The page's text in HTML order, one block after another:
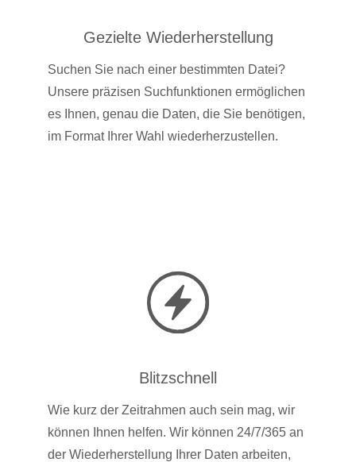
Gezielte Wiederherstellung
Suchen Sie nach einer bestimmten Datei?
Unsere präzisen Suchfunktionen ermöglichen
es Ihnen, genau die Daten, die Sie benötigen,
im Format Ihrer Wahl wiederherzustellen.
Blitzschnell
Wie kurz der Zeitrahmen auch sein mag, wir
können Ihnen helfen. Wir können 24/7/365 an
der Wiederherstellung Ihrer Daten arbeiten,